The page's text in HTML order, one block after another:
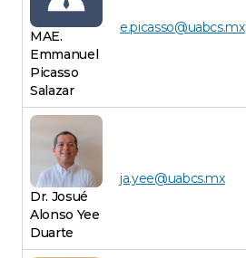
MAE.
Emmanuel
Picasso
Salazar
e.picasso@uabcs.mx
Dr. Josué
Alonso Yee
Duarte
ja.yee@uabcs.mx